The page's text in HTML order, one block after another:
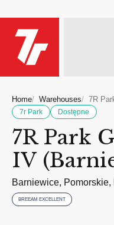
Home Warehouses 7R
7r Park Dostępne
7R Park
IV
Barniewice, Pomorskie,
BREEAM EXCELLENT